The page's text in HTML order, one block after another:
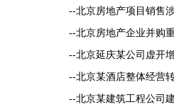
--北京房地产项目销售
--北京房地产企业并购
--北京延庆某公司虚开
--北京某酒店整体经营
--北京某建筑工程公司